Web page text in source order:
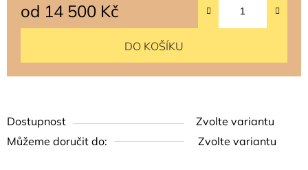
Dostupnost
Zvolte variantu
Můžeme doručit do:
Zvolte variantu
od 14 500 Kč
DO KOŠÍKU